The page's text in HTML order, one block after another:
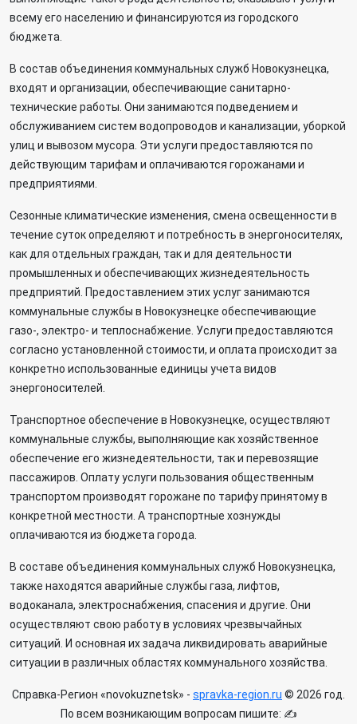
всему его населению и финансируются из городского
бюджета.
В состав объединения коммунальных служб Новокузнецка,
входят и организации, обеспечивающие санитарно-
технические работы. Они занимаются подведением и
обслуживанием систем водопроводов и канализации, уборкой
улиц и вывозом мусора. Эти услуги предоставляются по
действующим тарифам и оплачиваются горожанами и
предприятиями.
Сезонные климатические изменения, смена освещенности в
течение суток определяют и потребность в энергоносителях,
как для отдельных граждан, так и для деятельности
промышленных и обеспечивающих жизнедеятельность
предприятий. Предоставлением этих услуг занимаются
коммунальные службы в Новокузнецке обеспечивающие
газо-, электро- и теплоснабжение. Услуги предоставляются
согласно установленной стоимости, и оплата происходит за
конкретно использованные единицы учета видов
энергоносителей.
Транспортное обеспечение в Новокузнецке, осуществляют
коммунальные службы, выполняющие как хозяйственное
обеспечение его жизнедеятельности, так и перевозящие
пассажиров. Оплату услуги пользования общественным
транспортом производят горожане по тарифу принятому в
конкретной местности. А транспортные хознужды
оплачиваются из бюджета города.
В составе объединения коммунальных служб Новокузнецка,
также находятся аварийные службы газа, лифтов,
водоканала, электроснабжения, спасения и другие. Они
осуществляют свою работу в условиях чрезвычайных
ситуаций. И основная их задача ликвидировать аварийные
ситуации в различных областях коммунального хозяйства.
Справка-Регион «novokuznetsk» - spravka-region.ru © 2026 год.
По всем возникающим вопросам пишите: ✍